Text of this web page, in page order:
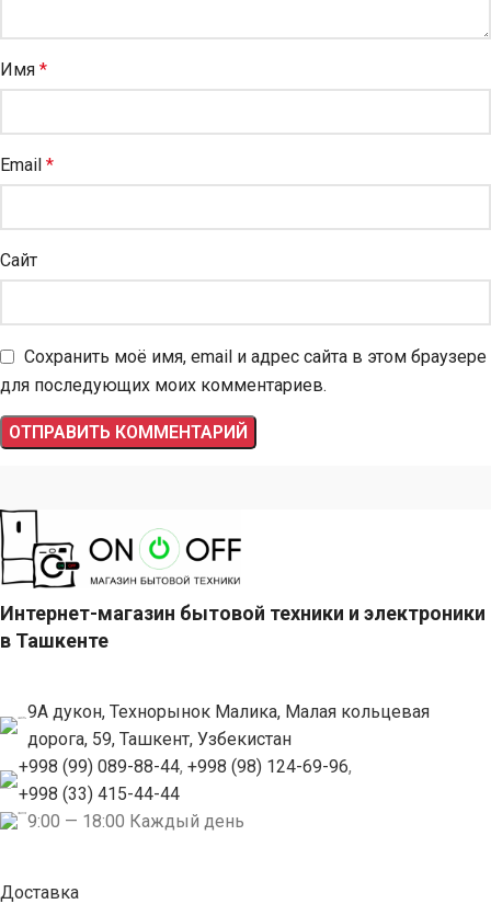
Имя *
Email *
Сайт
Сохранить моё имя, email и адрес сайта в этом браузере
для последующих моих комментариев.
Интернет-магазин бытовой техники и электроники
в Ташкенте
9А дукон, Технорынок Малика, Малая кольцевая
дорога, 59, Ташкент, Узбекистан
+998 (99) 089-88-44, +998 (98) 124-69-96,
+998 (33) 415-44-44
9:00 — 18:00 Каждый день
Доставка